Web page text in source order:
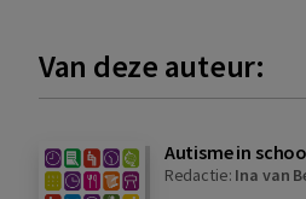
Van deze auteur:
Autisme in
Redactie: Ina van